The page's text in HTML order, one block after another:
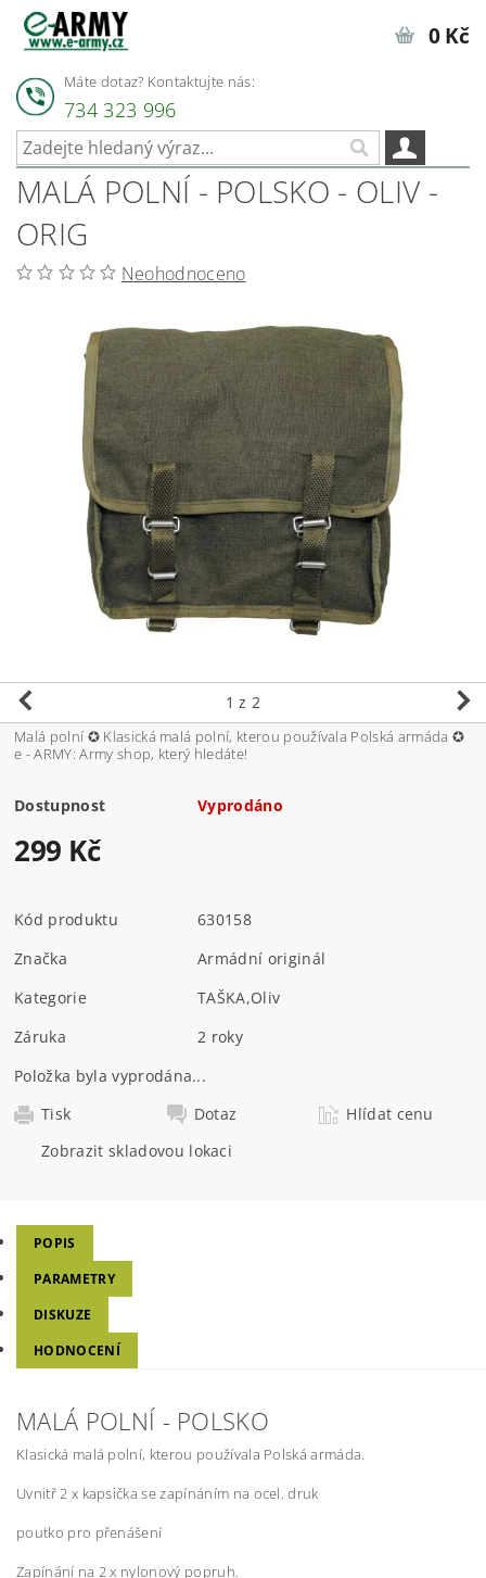
Máte dotaz? Kontaktujte nás:
734 323 996
0 Kč
MALÁ POLNÍ - POLSKO - OLIV -
ORIG
Neohodnoceno
1 z 2
Malá polní ✪ Klasická malá polní, kterou používala Polská armáda ✪
e - ARMY: Army shop, který hledáte!
Dostupnost Vyprodáno
299 Kč
Kód produktu
630158
Značka
Armádní originál
Kategorie
TAŠKA,Oliv
Záruka
2 roky
Položka byla vyprodána...
Tisk
Dotaz
Hlídat cenu
Zobrazit skladovou lokaci
POPIS
PARAMETRY
DISKUZE
HODNOCENÍ
MALÁ POLNÍ - POLSKO
Klasická malá polní, kterou používala Polská armáda.
Uvnitř 2 x kapsička se zapínáním na ocel. druk
poutko pro přenášení
Zapínání na 2 x nylonový popruh.